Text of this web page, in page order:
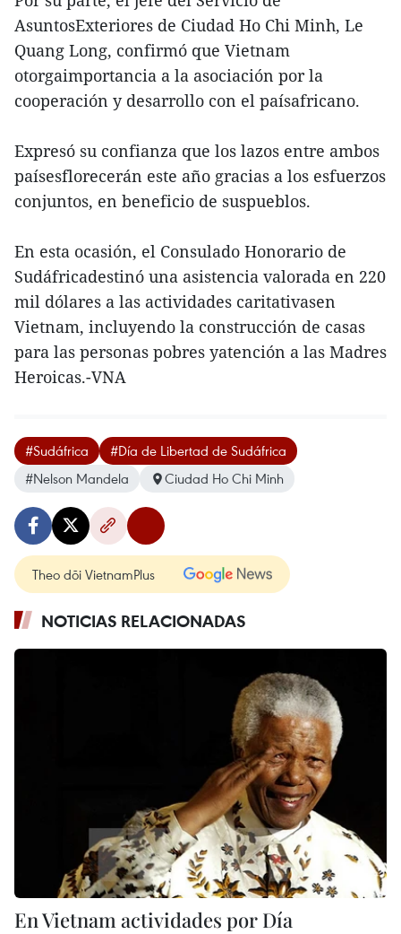
AsuntosExteriores de Ciudad Ho Chi Minh, Le
Quang Long, confirmó que Vietnam
otorgaimportancia a la asociación por la
cooperación y desarrollo con el paísafricano.
Expresó su confianza que los lazos entre ambos
paísesflorecerán este año gracias a los esfuerzos
conjuntos, en beneficio de suspueblos.
En esta ocasión, el Consulado Honorario de
Sudáfricadestinó una asistencia valorada en 220
mil dólares a las actividades caritativasen
Vietnam, incluyendo la construcción de casas
para las personas pobres yatención a las Madres
Heroicas.-VNA
#Sudáfrica
#Día de Libertad de Sudáfrica
#Nelson Mandela
Ciudad Ho Chi Minh
Theo dõi VietnamPlus
NOTICIAS RELACIONADAS
En Vietnam actividades por Día